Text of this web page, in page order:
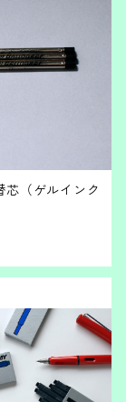
芯（ゲルインク